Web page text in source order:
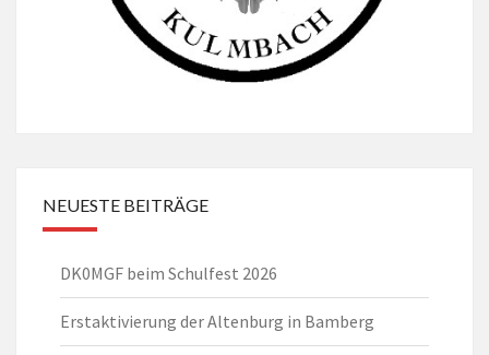
NEUESTE BEITRÄGE
DK0MGF beim Schulfest 2026
Erstaktivierung der Altenburg in Bamberg